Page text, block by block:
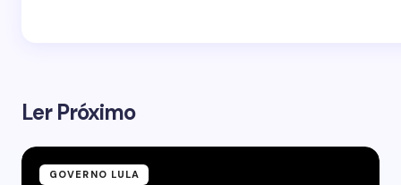
Ler Próximo
GOVERNO LULA